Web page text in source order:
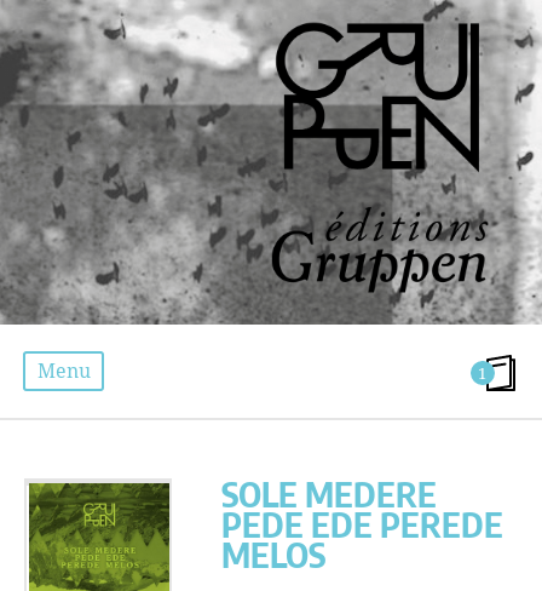
Menu 1
SOLE MEDERE PEDE EDE PEREDE MELOS
SOLE MEDERE
PEDE EDE PEREDE
MELOS